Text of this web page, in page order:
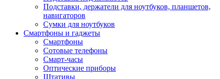
Подставки, держатели для ноутбуков, планшетов,
навигаторов
Сумки для ноутбуков
Смартфоны и гаджеты
Смартфоны
Сотовые телефоны
Смарт-часы
Оптические приборы
Штативы